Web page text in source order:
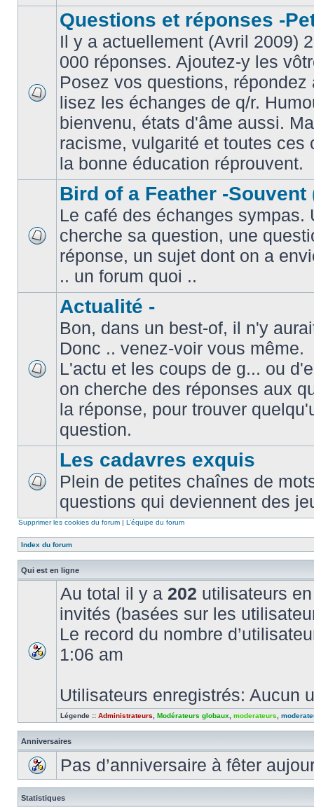
Questions et réponses -
Il y a actuellement (Avril 2009)
000 réponses. Ajoutez-y les
Posez vos questions,
lisez les échanges de q/r.
bienvenu, états d'âme aussi.
racisme, vulgarité et toutes ces
la bonne éducation réprouvent.
Bird of a Feather -Souvent
Le café des échanges sympas.
cherche sa question, une
réponse, un sujet dont on a
.. un forum quoi ..
Actualité -
Bon, dans un best-of, il n'y
Donc .. venez-voir vous même.
L'actu et les coups de g... ou
on cherche des réponses aux
la réponse, pour trouver
question.
Les cadavres exquis
Plein de petites chaînes de
questions qui deviennent des
Supprimer les cookies du forum | L’équipe du forum
Index du forum
Qui est en ligne
Au total il y a 202 utilisateurs
invités (basées sur les
Le record du nombre
1:06 am
Utilisateurs enregistrés: Aucun
Légende :: Administrateurs Modérateurs globaux moderateurs
Anniversaires
Pas d’anniversaire à fêter
Statistiques